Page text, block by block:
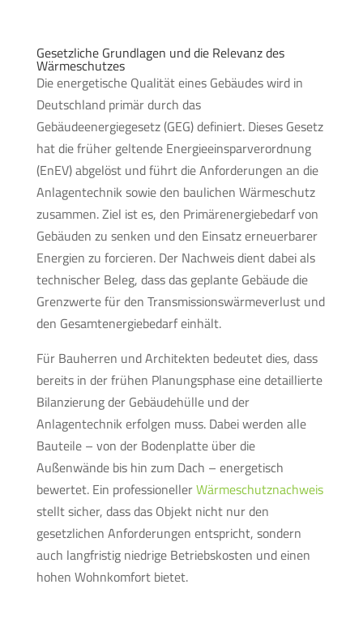
Gesetzliche Grundlagen und die Relevanz des
Wärmeschutzes
Die energetische Qualität eines Gebäudes wird in
Deutschland primär durch das
Gebäudeenergiegesetz (GEG) definiert. Dieses Gesetz
hat die früher geltende Energieeinsparverordnung
(EnEV) abgelöst und führt die Anforderungen an die
Anlagentechnik sowie den baulichen Wärmeschutz
zusammen. Ziel ist es, den Primärenergiebedarf von
Gebäuden zu senken und den Einsatz erneuerbarer
Energien zu forcieren. Der Nachweis dient dabei als
technischer Beleg, dass das geplante Gebäude die
Grenzwerte für den Transmissionswärmeverlust und
den Gesamtenergiebedarf einhält.
Für Bauherren und Architekten bedeutet dies, dass
bereits in der frühen Planungsphase eine detaillierte
Bilanzierung der Gebäudehülle und der
Anlagentechnik erfolgen muss. Dabei werden alle
Bauteile – von der Bodenplatte über die
Außenwände bis hin zum Dach – energetisch
bewertet. Ein professionellerWärmeschutznachweis
stellt sicher, dass das Objekt nicht nur den
gesetzlichen Anforderungen entspricht, sondern
auch langfristig niedrige Betriebskosten und einen
hohen Wohnkomfort bietet.